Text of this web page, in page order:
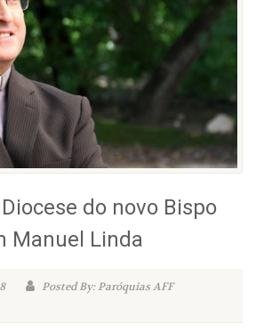
do novo Bispo
Manuel Linda
Posted By: Paróquias AFF